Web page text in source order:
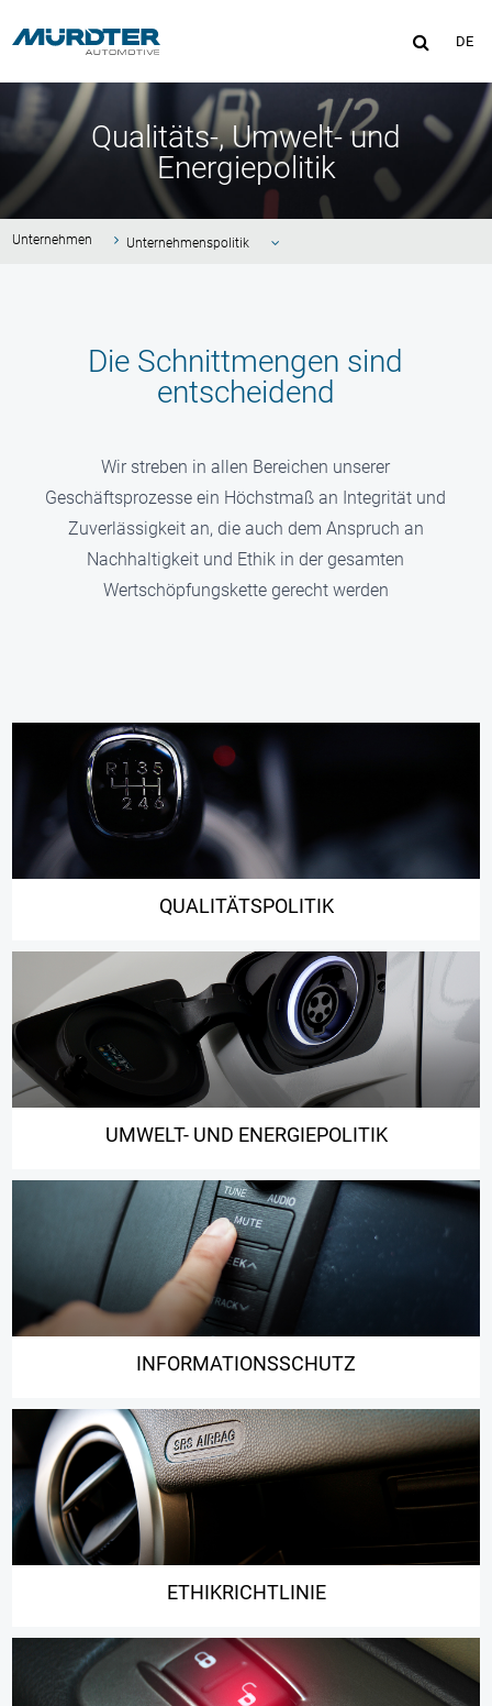
DE
Qualitäts-, Umwelt- und
Energiepolitik
Unternehmen Unternehmenspolitik
Kunden
Die Schnittmengen sind
entscheidend
Wir streben in allen Bereichen unserer
Geschäftsprozesse ein Höchstmaß an Integrität und
Zuverlässigkeit an, die auch dem Anspruch an
Nachhaltigkeit und Ethik in der gesamten
Wertschöpfungskette gerecht werden
QUALITÄTSPOLITIK
UMWELT- UND ENERGIEPOLITIK
INFORMATIONSSCHUTZ
ETHIKRICHTLINIE